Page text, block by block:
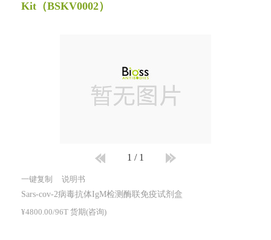
Kit （BSKV0002）
1 / 1
一键复制 说明书
Sars-cov-2病毒抗体IgM检测酶联免疫试剂盒
¥4800.00/96T 货期(咨询)